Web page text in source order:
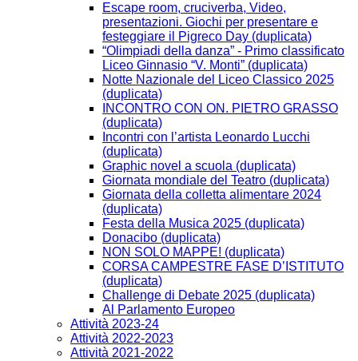
Escape room, cruciverba, Video,
presentazioni. Giochi per presentare e
festeggiare il Pigreco Day (duplicata)
“Olimpiadi della danza” - Primo classificato
Liceo Ginnasio “V. Monti” (duplicata)
Notte Nazionale del Liceo Classico 2025
(duplicata)
INCONTRO CON ON. PIETRO GRASSO
(duplicata)
Incontri con l’artista Leonardo Lucchi
(duplicata)
Graphic novel a scuola (duplicata)
Giornata mondiale del Teatro (duplicata)
Giornata della colletta alimentare 2024
(duplicata)
Festa della Musica 2025 (duplicata)
Donacibo (duplicata)
NON SOLO MAPPE! (duplicata)
CORSA CAMPESTRE FASE D’ISTITUTO
(duplicata)
Challenge di Debate 2025 (duplicata)
Al Parlamento Europeo
Attività 2023-24
Attività 2022-2023
Attività 2021-2022